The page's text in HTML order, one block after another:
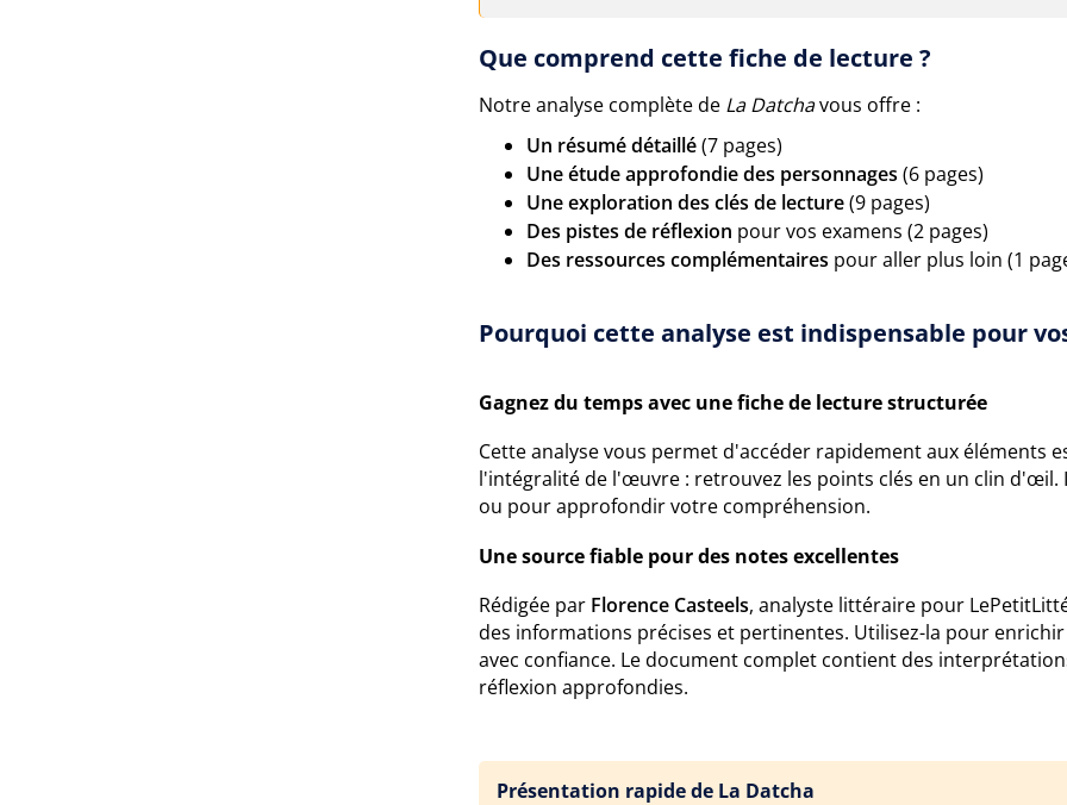
Que comprend cette fiche de lecture ?
Notre analyse complète de La Datchavous offre :
Un résumé détaillé(7 pages)
Une étude approfondie des personnages (6 pages)
Une exploration des clés de lecture(9 pages)
Des pistes de réflexion pour vos examens (2 pages)
Des ressources complémentaires pour aller plus loin (1
Pourquoi cette analyse est indispensable pour
Gagnez du temps avec une fiche de lecture structurée
Cette analyse vous permet d'accéder rapidement aux éléments
l'intégralité de l'œuvre : retrouvez les points clés en un clin
ou pour approfondir votre compréhension.
Une source fiable pour des notes excellentes
Rédigée par Florence Casteels, analyste littéraire pour
des informations précises et pertinentes. Utilisez-la pour
avec confiance. Le document complet contient des
réflexion approfondies.
Présentation rapide de La Datcha